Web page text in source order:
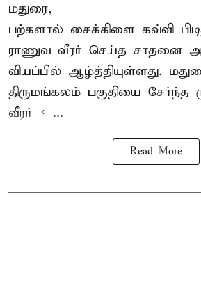
மதுரை,
பற்களால் சைக்கிளை கவ்வி
ராணுவ வீரர் செய்த சாதனை
வியப்பில் ஆழ்த்தியுள்ளது.
திருமங்கலம் பகுதியை சேர்ந்த
வீரர் < ...
Read More